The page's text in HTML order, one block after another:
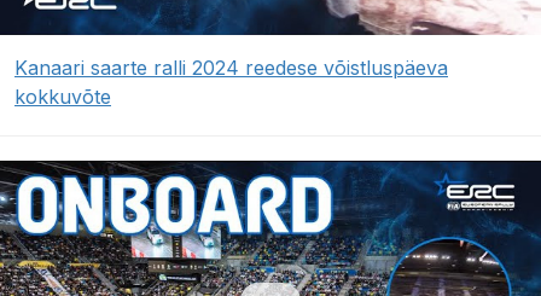
Kanaari saarte ralli 2024 reedese võistluspäeva
kokkuvõte